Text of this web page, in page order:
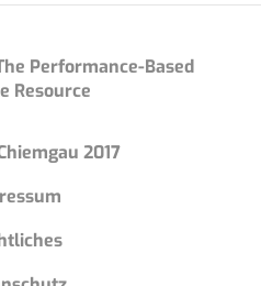
2017